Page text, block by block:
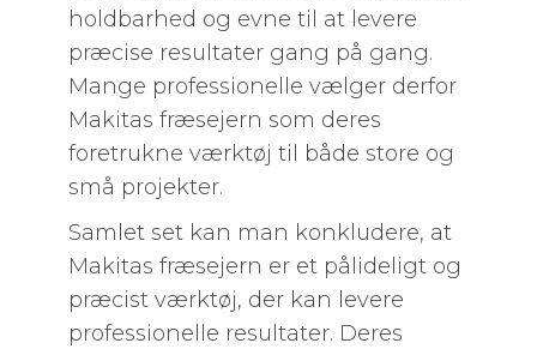
holdbarhed og evne til at levere
præcise resultater gang på gang.
Mange professionelle vælger derfor
Makitas fræsejern som deres
foretrukne værktøj til både store og
små projekter.
Samlet set kan man konkludere, at
Makitas fræsejern er et pålideligt og
præcist værktøj, der kan levere
professionelle resultater. Deres